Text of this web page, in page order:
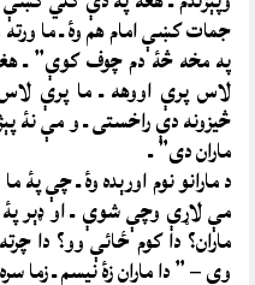
جمات کښې امام هم وۀ ـ ما
په مخه څۀ دم چوف کوې” ـ
لاس پرې اووهه ـ ما پرې
څيزونه دې راخستی ـ و مې نۀ
ماران دی” ـ
د مارانو نوم اورېده وۀ ـ چې
مې لاړې وچې شوې ـ او ډېر
ماران؟ دا کوم ځائې وو؟ دا
وې – ” دا ماران زۀ نیسم ـ زما